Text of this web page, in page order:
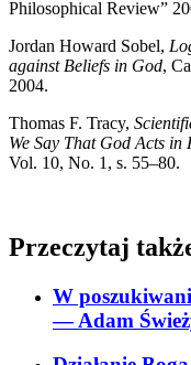
Philosophical Review”
Jordan Howard Sobel,
against Beliefs in God,
2004.
Thomas F. Tracy,
We Say That God Acts in
Vol. 10, No. 1, s. 55–80.
Przeczytaj
W
— Adam